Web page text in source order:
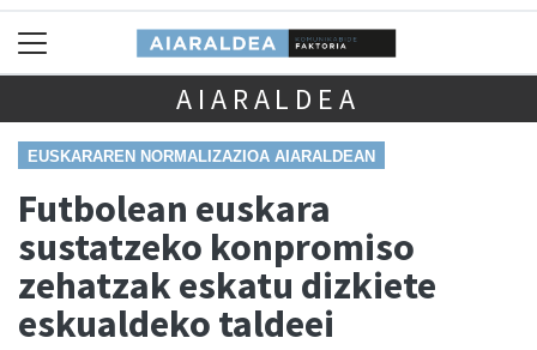
AIARALDEA
EUSKARAREN NORMALIZAZIOA AIARALDEAN
Futbolean euskara
sustatzeko konpromiso
zehatzak eskatu dizkiete
eskualdeko taldeei